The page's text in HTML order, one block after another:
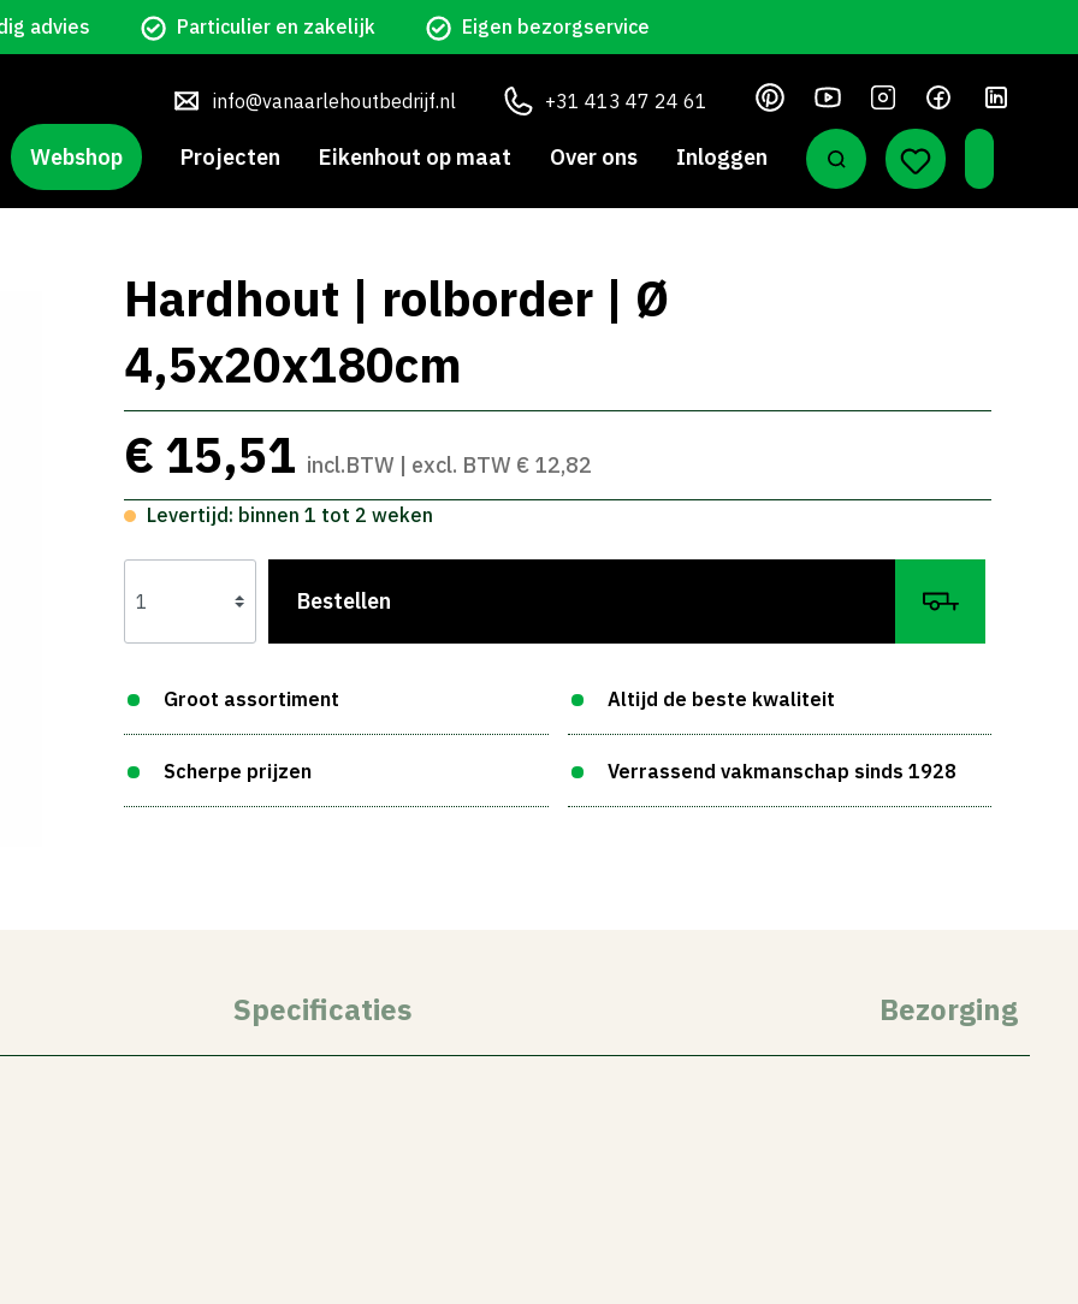
advies Particulier en zakelijk Eigen bezorgservice
info@vanaarlehoutbedrijf.nl +31 413 47 24 61
Webshop Projecten Eikenhout op maat Over ons Inloggen
Hardhout | rolborder | Ø
4,5x20x180cm
€ 15,51 incl.BTW | excl. BTW € 12,82
Levertijd: binnen 1 tot 2 weken
Bestellen
Groot assortiment
Scherpe prijzen
Altijd de beste kwaliteit
Verrassend vakmanschap sinds 1928
Specificaties Bezorging